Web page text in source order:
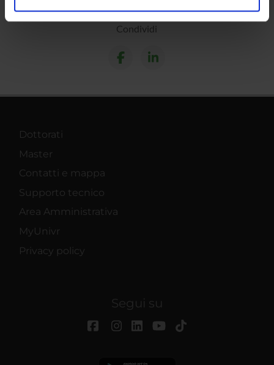
analizzare il nostro traffico. Condividiamo inoltre
informazioni sul modo in cui utilizzi il nostro sito con i
pubblicità e social media, i quali potrebbero combinarle
Condividi
Dottorati
Master
Contatti e mappa
Supporto tecnico
Area Amministrativa
MyUnivr
Privacy policy
Segui su